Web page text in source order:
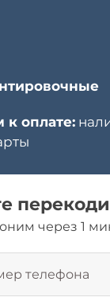
оплате:
через 1